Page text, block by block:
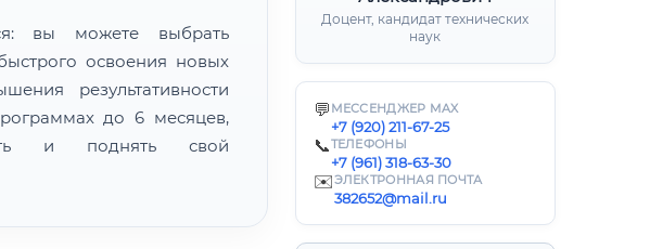
Доцент, кандидат технических
наук
💬 МЕССЕНДЖЕР MAX
+7 (920) 211-67-25
📞ТЕЛЕФОНЫ
+7 (961) 318-63-30
✉️ЭЛЕКТРОННАЯ ПОЧТА
382652@mail.ru
вы можете выбрать
освоения новых
результативности
до 6 месяцев,
и поднять свой